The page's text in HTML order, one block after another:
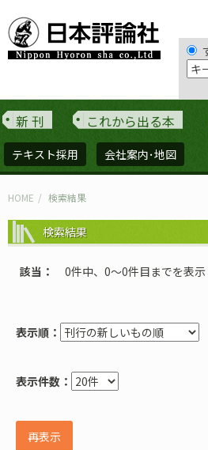
新 刊 これから出る本
テキスト採用 会社案内･地図
HOME 検索結果
検索結果
該当 0件中、0〜0件目までを表示
表示順：
表示件数：
再表示